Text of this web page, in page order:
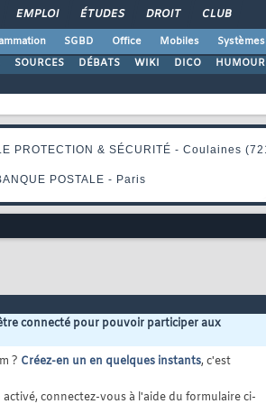
EMPLOI ÉTUDES DROIT CLUB
SGBD Office Mobiles
Systèmes
SOURCES DÉBATS WIKI DICO HUMOUR
connecté pour pouvoir participer aux
? Créez-en un en quelques instants, c'est
connectez-vous à l'aide du formulaire ci-